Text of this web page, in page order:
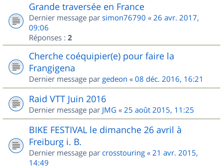
Grande traversée en France
Dernier message par simon76790 « 26 avr. 2017,
09:06
Réponses : 2
Cherche coéquipier(e) pour faire la
Frangigena
Dernier message par gedeon « 08 déc. 2016, 16:21
Raid VTT Juin 2016
Dernier message par JMG « 25 août 2015, 11:25
BIKE FESTIVAL le dimanche 26 avril à
Freiburg i. B.
Dernier message par crosstouring « 21 avr. 2015,
14:49